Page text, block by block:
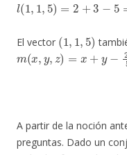
El vector
(1 5)
m (x,y,z =x +y −2 z5
A partir de la noción
preguntas. Dado un